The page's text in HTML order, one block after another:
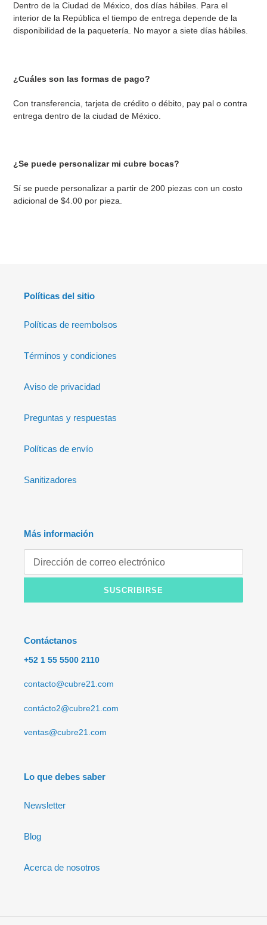
Dentro de la Ciudad de México, dos días hábiles. Para el
interior de la República el tiempo de entrega depende de la
disponibilidad de la paquetería. No mayor a siete días hábiles.
¿Cuáles son las formas de pago?
Con transferencia, tarjeta de crédito o débito, pay pal o contra
entrega dentro de la ciudad de México.
¿Se puede personalizar mi cubre bocas?
Sí se puede personalizar a partir de 200 piezas con un costo
adicional de $4.00 por pieza.
Políticas del sitio
Políticas de reembolsos
Términos y condiciones
Aviso de privacidad
Preguntas y respuestas
Políticas de envío
Sanitizadores
Más información
SUSCRIBIRSE
Contáctanos
+52 1 55 5500 2110
contacto@cubre21.com
contácto2@cubre21.com
ventas@cubre21.com
Lo que debes saber
Newsletter
Blog
Acerca de nosotros